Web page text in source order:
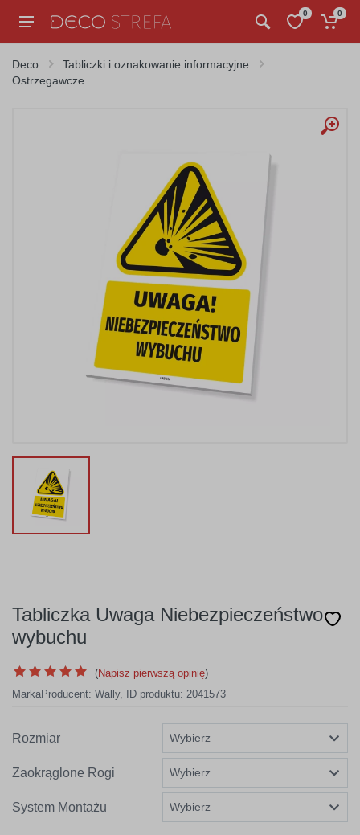
0 0
Deco
Tabliczki i oznakowanie informacyjne
Ostrzegawcze
Tabliczka Uwaga Niebezpieczeństwo
wybuchu
(Napisz pierwszą opinię)
MarkaProducent: Wally, ID produktu: 2041573
Rozmiar
Zaokrąglone Rogi
System Montażu